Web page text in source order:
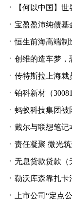
【何以中国】世界
宝盈盈沛纯债基
恒生前海高端制造混
创维的造车梦，
传特斯拉上海裁
铂科新材（
蚂蚁科技集团被
戴尔与联想笔记本
责任凝聚 微光筑梦
无息贷款贷款（
勒沃库森靠扎卡
上市公司“定点